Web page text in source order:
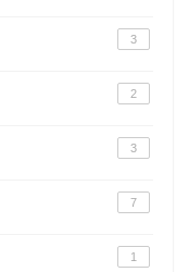
3
2
3
7
1